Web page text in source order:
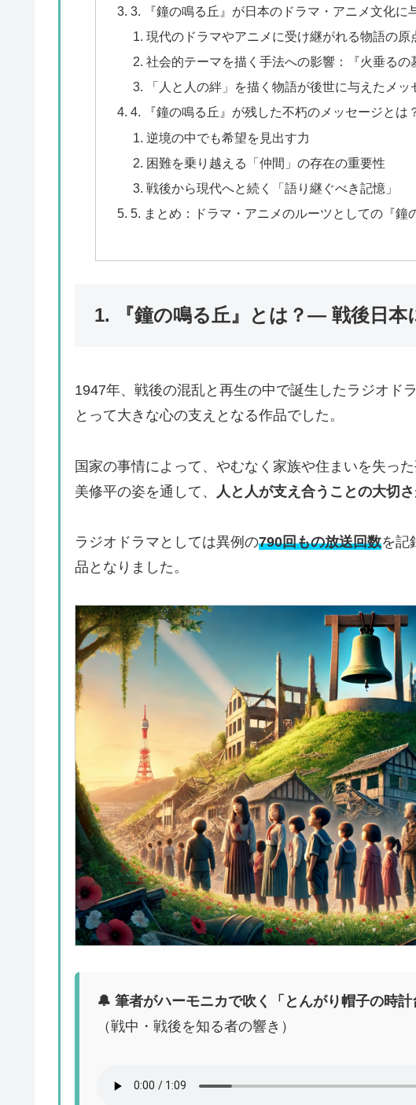
3. 『鐘の鳴る丘』が日本のドラマ・アニメ文化に
現代のドラマやアニメに受け継がれる物語の原
社会的テーマを描く手法への影響：『火垂る
「人と人の絆」を描く物語が後世に与えたメッ
4. 『鐘の鳴る丘』が残した不朽のメッセージとは
逆境の中でも希望を見出す力
困難を乗り越える「仲間」の存在の重要性
戦後から現代へと続く「語り継ぐべき記憶」
5. まとめ：ドラマ・アニメのルーツとしての『鐘
1. 『鐘の鳴る丘』とは？— 戦後日本
1947年、戦後の混乱と再生の中で誕生したラジオド
とって大きな心の支えとなる作品でした。
国家の事情によって、やむなく家族や住まいを失っ
美修平の姿を通して、
人と人が支え合うことの大切さ
ラジオドラマとしては異例の790回もの放送回数を記
品となりました。
🔔 筆者がハーモニカで吹く「とんがり帽子の時計
（戦中・戦後を知る者の響き）